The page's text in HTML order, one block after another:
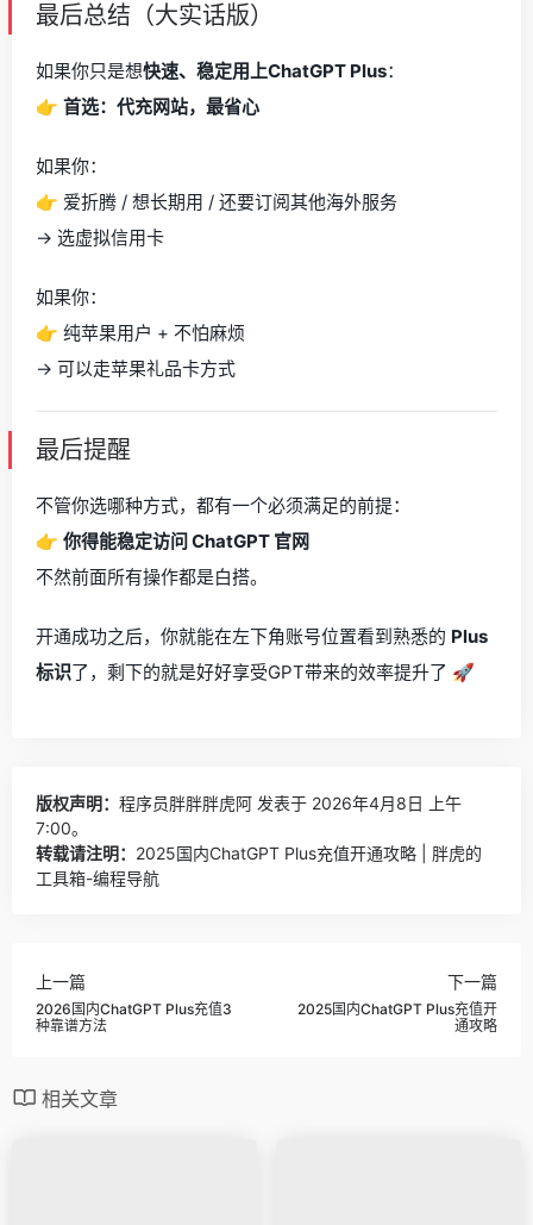
最后总结（大实话版）
如果你只是想快速、稳定用上ChatGPT Plus：
👉 首选：代充网站，最省心
如果你：
👉 爱折腾 / 想长期用 / 还要订阅其他海外服务
→ 选虚拟信用卡
如果你：
👉 纯苹果用户 + 不怕麻烦
→ 可以走苹果礼品卡方式
最后提醒
不管你选哪种方式，都有一个必须满足的前提：
👉 你得能稳定访问 ChatGPT 官网
不然前面所有操作都是白搭。
开通成功之后，你就能在左下角账号位置看到熟悉的 Plus
标识了，剩下的就是好好享受GPT带来的效率提升了 🚀
版权声明： 程序员胖胖胖虎阿 发表于 2026年4月8日 上午
7:00。
转载请注明： 2025国内ChatGPT Plus充值开通攻略 | 胖虎的
工具箱-编程导航
上一篇
2026国内ChatGPT Plus充值3
种靠谱方法
下一篇
2025国内ChatGPT Plus充值开
通攻略
相关文章